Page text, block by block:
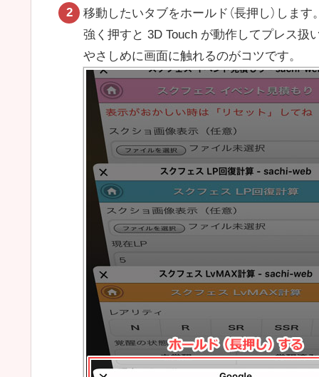
移動したいタブをホールド（長押し）します
強く押すと 3D Touch が動作してプレス扱
やさしめに画面に触れるのがコツです。